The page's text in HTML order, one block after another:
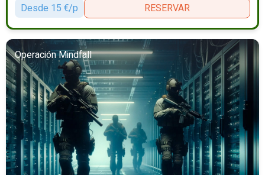
Desde 15 €/p
RESERVAR
Operación Mindfall